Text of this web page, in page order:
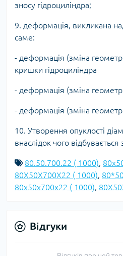
зносу гідроциліндра;
9. деформація, викликана
саме:
- деформація (зміна
кришки гідроциліндра
- деформація (зміна
- деформація (зміна
10. Утворення опуклості
внаслідок чого
80.50.700.22 ( 1000),
80X50X700X22 ( 1000),
80х50х700х22 ( 1000),
Відгуки